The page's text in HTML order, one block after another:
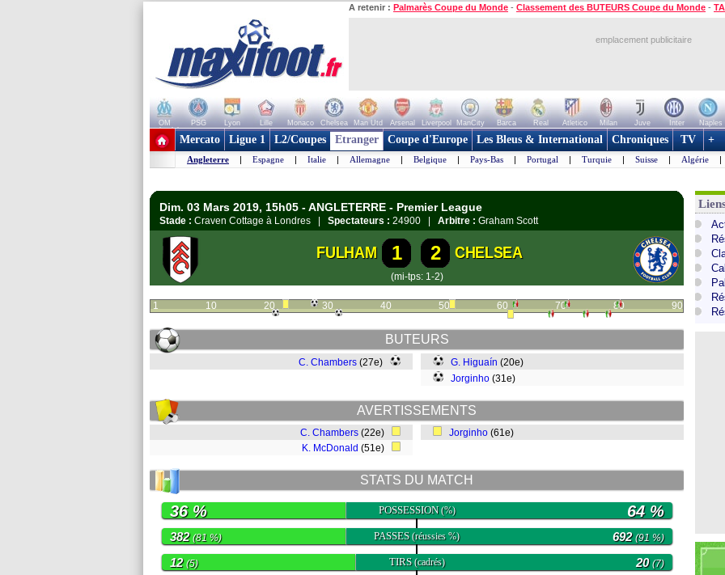
A retenir : Palmarès Coupe du Monde - Classement des BUTEURS Coupe du Monde -
emplacement publicitaire
OM PSG Lyon Lille Monaco Chelsea Man Utd Arsenal Liverpool ManCity Barca Real Atletico Milan Juve Inter Naples
+ de clubs
Mercato Ligue 1 L2/Coupes Etranger Coupe d'Europe Les Bleus & International Chroniques TV +
Angleterre | Espagne | Italie | Allemagne | Belgique | Pays-Bas | Portugal | Turquie | Suisse | Algérie |
Dim. 03 Mars 2019, 15h05 - ANGLETERRE - Premier League
Stade : Craven Cottage à Londres | Spectateurs : 24900 | Arbitre : Graham Scott
FULHAM 1 2 CHELSEA
(mi-tps: 1-2)
1 10 20 30 40 50 60 70 80 90
BUTEURS
C. Chambers (27e) G. Higuaín (20e)
Jorginho (31e)
AVERTISSEMENTS
C. Chambers (22e)
K. McDonald (51e)
Jorginho (61e)
STATS DU MATCH
POSSESSION(%)
36 % 64 %
PASSES(réussies %)
382(81 %) 692(91 %)
TIRS(cadrés)
12(5) 20(7)